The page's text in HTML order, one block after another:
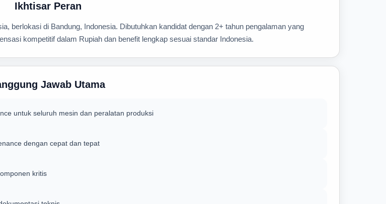
Ikhtisar Peran
berlokasi di Bandung, Indonesia. Dibutuhkan kandidat dengan 2+ tahun pengalaman yang
kompetitif dalam Rupiah dan benefit lengkap sesuai standar Indonesia.
Jawab Utama
untuk seluruh mesin dan peralatan produksi
dengan cepat dan tepat
kritis